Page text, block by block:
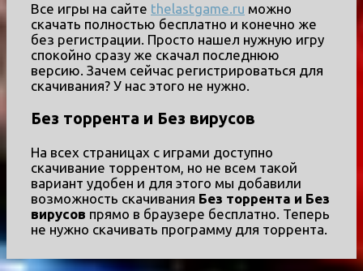
Все игры на сайте thelastgame.ru можно
скачать полностью бесплатно и конечно же
без регистрации. Просто нашел нужную игру
спокойно сразу же скачал последнюю
версию. Зачем сейчас регистрироваться для
скачивания? У нас этого не нужно.
Без торрента и Без вирусов
На всех страницах с играми доступно
скачивание торрентом, но не всем такой
вариант удобен и для этого мы добавили
возможность скачивания Без торрента и Без
вирусов прямо в браузере бесплатно. Теперь
не нужно скачивать программу для торрента.